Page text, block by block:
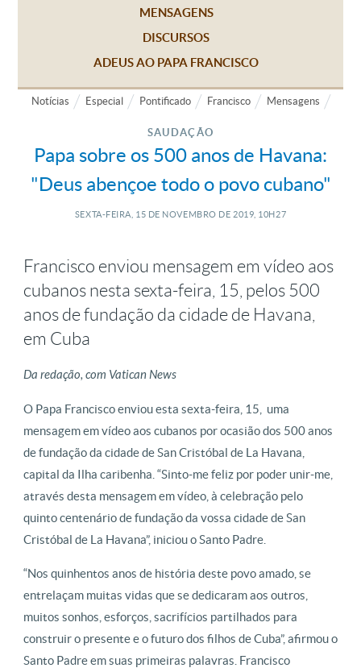
MENSAGENS
DISCURSOS
ADEUS AO PAPA FRANCISCO
Notícias Especial Pontificado Francisco Mensagens
SAUDAÇÃO
Papa sobre os 500 anos de Havana:
"Deus abençoe todo o povo cubano"
SEXTA-FEIRA, 15 DE NOVEMBRO DE 2019, 10H27
Francisco enviou mensagem em vídeo aos
cubanos nesta sexta-feira, 15, pelos 500
anos de fundação da cidade de Havana,
em Cuba
Da redação, com Vatican News
O Papa Francisco enviou esta sexta-feira, 15, uma
mensagem em vídeo aos cubanos por ocasião dos 500 anos
de fundação da cidade de San Cristóbal de La Havana,
capital da Ilha caribenha. “Sinto-me feliz por poder unir-me,
através desta mensagem em vídeo, à celebração pelo
quinto centenário de fundação da vossa cidade de San
Cristóbal de La Havana”, iniciou o Santo Padre.
“Nos quinhentos anos de história deste povo amado, se
entrelaçam muitas vidas que se dedicaram aos outros,
muitos sonhos, esforços, sacrifícios partilhados para
construir o presente e o futuro dos filhos de Cuba”, afirmou o
Santo Padre em suas primeiras palavras. Francisco